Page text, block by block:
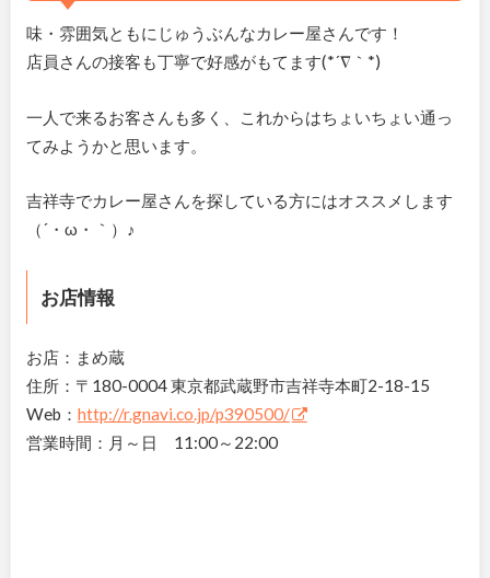
味・雰囲気ともにじゅうぶんなカレー屋さんです！
店員さんの接客も丁寧で好感がもてます(*´∇｀*)
一人で来るお客さんも多く、これからはちょいちょい通っ
てみようかと思います。
吉祥寺でカレー屋さんを探している方にはオススメします
（´・ω・｀）♪
お店情報
お店：まめ蔵
住所：〒180-0004 東京都武蔵野市吉祥寺本町2-18-15
Web： http://r.gnavi.co.jp/p390500/
営業時間：月～日 11:00～22:00